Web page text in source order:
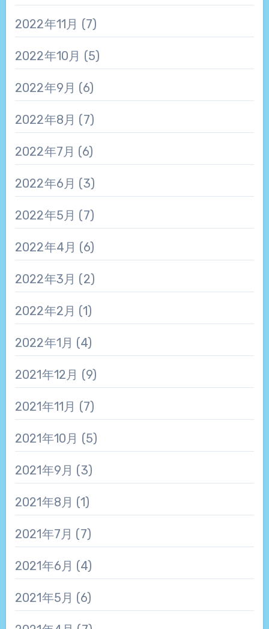
2022年11月 (7)
2022年10月 (5)
2022年9月 (6)
2022年8月 (7)
2022年7月 (6)
2022年6月 (3)
2022年5月 (7)
2022年4月 (6)
2022年3月 (2)
2022年2月 (1)
2022年1月 (4)
2021年12月 (9)
2021年11月 (7)
2021年10月 (5)
2021年9月 (3)
2021年8月 (1)
2021年7月 (7)
2021年6月 (4)
2021年5月 (6)